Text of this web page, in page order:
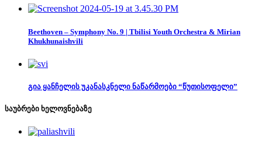
Beethoven – Symphony No. 9 | Tbilisi Youth Orchestra & Mirian
Khukhunaishvili
გია ყანჩელის უკანასკნელი ნაწარმოები “წუთისოფელი”
საუბრები ხელოვნებაზე